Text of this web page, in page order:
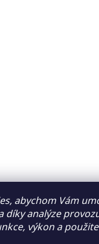
abychom Vám
díky analýze
výkon a